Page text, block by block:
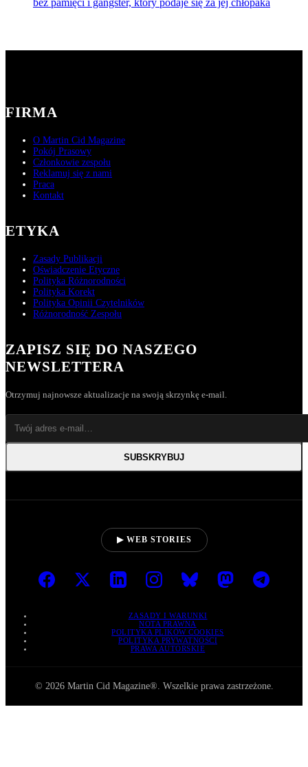
bez pamięci i gangster, który podaje się za jej chłopaka
FIRMA
O Martin Cid Magazine
Pokój Prasowy
Członkowie zespołu
Reklamuj się z nami
Praca
Kontakt
ETYKA
Zasady Publikacji
Oświadczenie Etyczne
Polityka Różnorodności
Polityka Korekt
Polityka Opinii Czytelników
Różnorodność Zespołu
ZAPISZ SIĘ DO NASZEGO
NEWSLETTERA
Otrzymuj najnowsze aktualizacje na swoją skrzynkę e-mail.
SUBSKRYBUJ
▶ WEB STORIES
ZASADY I WARUNKI
NOTA PRAWNA
POLITYKA PLIKÓW COOKIES
POLITYKA PRYWATNOŚCI
PRAWA AUTORSKIE
© 2026 Martin Cid Magazine®. Wszelkie prawa zastrzeżone.